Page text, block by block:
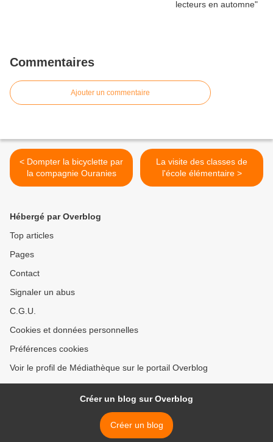
Commentaires
Ajouter un commentaire
< Dompter la bicyclette par
la compagnie Ouranies
La visite des classes de
l'école élémentaire >
Hébergé par Overblog
Top articles
Pages
Contact
Signaler un abus
C.G.U.
Cookies et données personnelles
Préférences cookies
Voir le profil de Médiathèque sur le portail Overblog
Créer un blog sur Overblog
Créer un blog